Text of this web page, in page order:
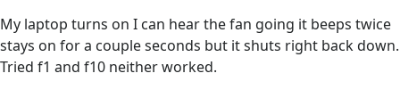
My laptop turns on I can hear the fan going it beeps twice
stays on for a couple seconds but it shuts right back down.
Tried f1 and f10 neither worked.